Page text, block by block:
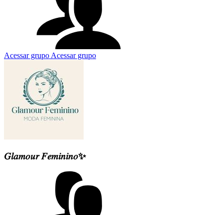
Acessar grupo Acessar grupo
𝐺𝑙𝑎𝑚𝑜𝑢𝑟 𝐹𝑒𝑚𝑖𝑛𝑖𝑛𝑜✨